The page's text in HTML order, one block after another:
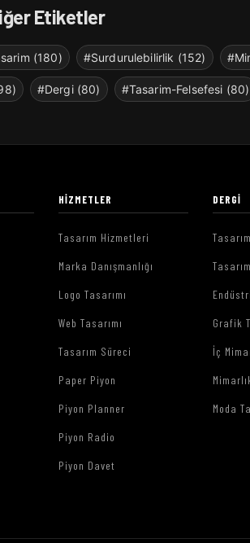
Etiketler
(180) #Surdurulebilirlik (152)
#Dergi (80) #Tasarim-Felsefesi (80)
HIZMETLER
Tasarım Hizmetleri
Marka Danışmanlığı
Logo Tasarımı
Web Tasarımı
Tasarım Süreci
Paper Piyon
Piyon Planner
Piyon Radio
Piyon Davet
DERGI
Grafik
İç
Moda